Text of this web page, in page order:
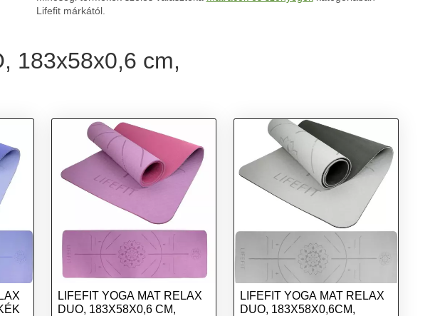
Lifefit márkától.
183x58x0,6 cm,
LIFEFIT YOGA MAT RELAX
DUO, 183X58X0,6 CM,
LIFEFIT YOGA MAT RELAX
DUO, 183X58X0,6CM,